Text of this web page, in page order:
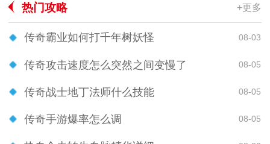
热门攻略 +更多
传奇霸业如何打千年树妖怪 08-03
传奇攻击速度怎么突然之间变慢了 08-05
传奇战士地丁法师什么技能 08-05
传奇手游爆率怎么调 08-05